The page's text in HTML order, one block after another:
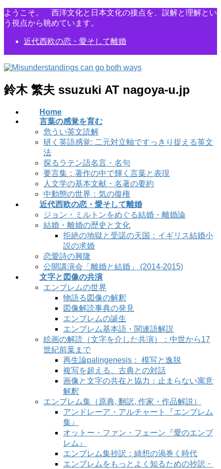
コ
ン
ツ
に
動
ナ
ビ
シ
ョ
に
移
ようこそ。 西洋文化と日本文化の接点を、誤解と理解とい
う視点から眺めています。
近代西欧の恋・愛そして離婚
鈴木 繁夫 ssuzuki AT nagoya-u.jp
Home
言葉の感覚を育む
危うい英文読解
研く英語感覚: 二元対立軸ですっきり捉える英文
法
探るラテン語名言・名句
要言集：著作の中で輝く言葉と表現
人文学の基本文献・名著の要約
中動態の世界：気の復権
近代西欧の恋・愛そして離婚
ジョン・ミルトンをめぐる結婚・離婚論
結婚・離婚の歴史と文化
拒絶の地獄と受諾の天国：イギリス結婚小
説の求婚
恋愛詩の興隆
公開講演会「離婚と結婚」 (2014-2015)
文字と図像の共演
エンブレムの世界
物語る図像の解釈
図像解読事典の発見
エンブレムの誕生
エンブレム基本語・関連語解説
絵画の解読（文字を介した共演）：中世から17
世紀前葉まで
再生論palingenesis： 模写と逸脱
複写を超える、古典との対話
画像と文字の共在と協力：止まらない寓意
解釈
エンブレム集（原典, 翻訳, 作家・作品解説）
アンドレーア・アルチャート『エンブレム
集』
オットー・ファン・フェーン『愛のエンブ
レム』
エンブレム集抄訳：綺想の渦巻く時代
エンブレムをもっとよく知るための抄訳・